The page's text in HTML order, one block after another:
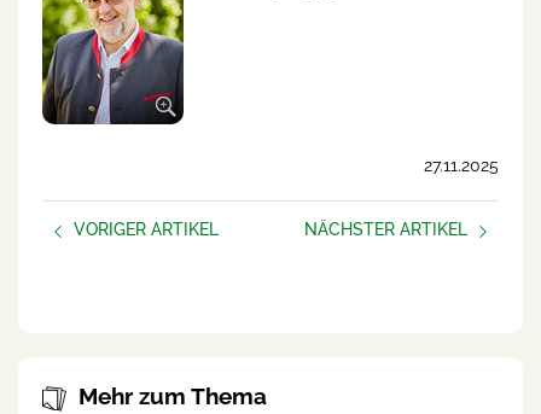
27.11.2025
VORIGER ARTIKEL
NÄCHSTER ARTIKEL
Mehr zum Thema